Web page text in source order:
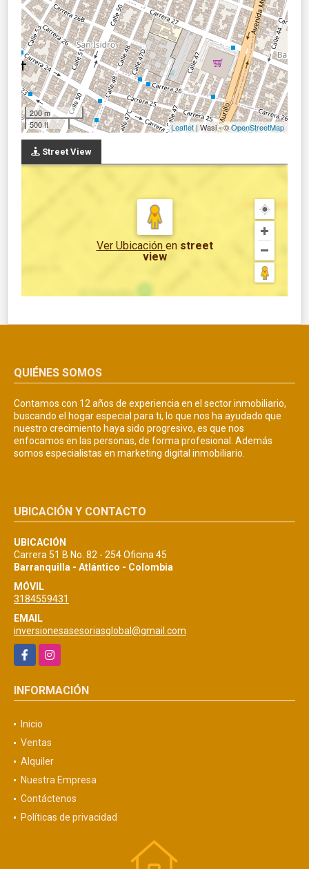
200 m
500 ft
Leaflet | Wasi - ©OpenStreetMap
Street View
Ver Ubicación en street
view
QUIÉNES SOMOS
Contamos con 12 años de experiencia en el sector inmobiliario,
buscando el hogar especial para ti, lo que nos ha ayudado que
nuestro crecimiento haya sido progresivo, es que nos
enfocamos en las personas, de forma profesional. Además
somos especialistas en marketing digital inmobiliario.
UBICACIÓN Y CONTACTO
UBICACIÓN
Carrera 51 B No. 82 - 254 Oficina 45
Barranquilla - Atlántico - Colombia
MÓVIL
3184559431
EMAIL
inversionesasesoriasglobal@gmail.com
FacebookInstagram
INFORMACIÓN
Inicio
Ventas
Alquiler
Nuestra Empresa
Contáctenos
Políticas de privacidad